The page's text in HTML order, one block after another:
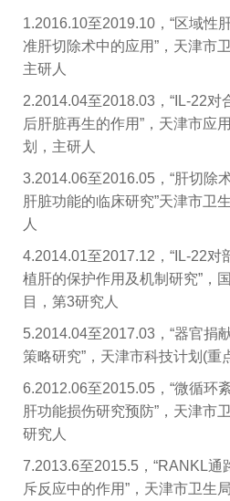
1.2016.10至2019.10，“区域性
准肝切除术中的应用”， 天津市
主研人
2.2014.04至2018.03，“IL-22
后肝脏再生的作用”，天津市应
划，主研人
3.2014.06至2016.05，“肝切除
肝脏功能的临床研究”天津市卫
人
4.2014.01至2017.12，“IL-22对
植肝的保护作用及机制研究”，
目，第3研究人
5.2014.04至2017.03，“器官捐
策略研究”，天津市科技计划(重
6.2012.06至2015.05，“微循环
肝功能损伤研究预防”，天津市
研究人
7.2013.6至2015.5，“RANKL通
斥反应中的作用”，天津市卫生